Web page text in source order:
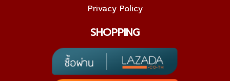
Privacy Policy
SHOPPING